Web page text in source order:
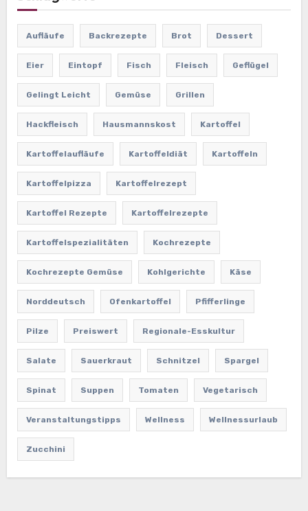
Aufläufe Backrezepte Brot Dessert
Eier Eintopf Fisch Fleisch Geflügel
Gelingt Leicht Gemüse Grillen
Hackfleisch Hausmannskost Kartoffel
Kartoffelaufläufe Kartoffeldiät Kartoffeln
Kartoffelpizza Kartoffelrezept
Kartoffel Rezepte Kartoffelrezepte
Kartoffelspezialitäten Kochrezepte
Kochrezepte Gemüse Kohlgerichte Käse
Norddeutsch Ofenkartoffel Pfifferlinge
Pilze Preiswert Regionale-Esskultur
Salate Sauerkraut Schnitzel Spargel
Spinat Suppen Tomaten Vegetarisch
Veranstaltungstipps Wellness Wellnessurlaub
Zucchini